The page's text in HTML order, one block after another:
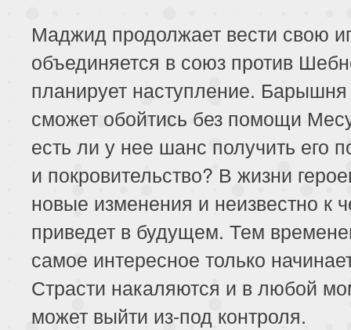
Маджид продолжает вести свою
объединяется в союз против
планирует наступление.
сможет обойтись без помощи
есть ли у нее шанс получить его
и покровительство? В жизни
новые изменения и неизвестно к
приведет в будущем. Тем
самое интересное только
Страсти накаляются и в любой
может выйти из-под контроля.